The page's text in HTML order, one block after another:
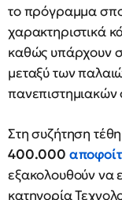
το πρόγραμμα
χαρακτηριστικά
καθώς υπάρχουν
μεταξύ των
πανεπιστημιακών
Στη συζήτηση
400.000
εξακολουθούν να
κατηγορία